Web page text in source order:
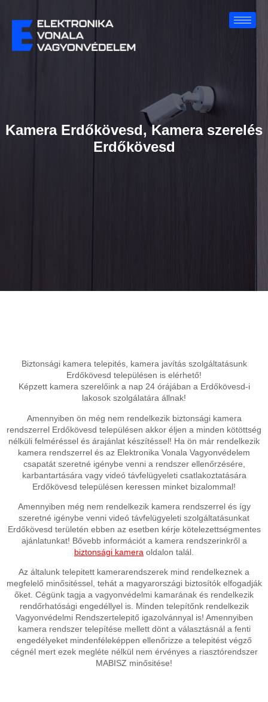
Kamera Erdőkövesd, Kamera szerelés
Erdőkövesd
Biztonsági kamera telepités, kamera javítás szolgáltatásunk
Erdőkövesd településen is elérhető!
Képzett kamera szerelőink a nap 24 órájában a Erdőkövesd-i
lakosok szolgálatára állnak!
Amennyiben ön még nem rendelkezik biztonsági kamera
rendszerrel Erdőkövesd településen akkor éljen a minden kötöttség
nélküli felméréssel és árajánlat készítéssel! Ha ön már rendelkezik
kamera rendszerrel és az Elektronika Vonala Vagyonvédelem
csapatát szeretné igénybe venni a rendszer ellenőrzésére,
karbantartására vagy videó távfelügyeleti csatlakoztatására
Erdőkövesd településen keressen minket bizalommal!
Amennyiben még nem rendelkezik kamera rendszerrel és így
szeretné igénybe venni videó távfelügyeleti szolgáltatásunkat
Erdőkövesd területén ebben az esetben kérje kötelezettségmentes
ajánlatunkat! Bővebb információt a kamera rendszerinkről a
biztonsági kamera oldalon talál.
Az általunk telepitett kamerarendszerek mind rendelkeznek a
megfelelő minősitéssel, tehát a magyarországi biztosítók elfogadják
őket. Cégünk tagja a vagyonvédelmi kamarának és rendelkezik
rendőrhatósági engedéllyel is. Minden telepítőnk rendelkezik
Vagyonvédelmi Rendszertelepitő igazolvánnyal is! Amennyiben
kamera rendszer telepítése mellett dönt a választásnál a fenti
engedélyeket mindenféleképpen ellenőrizze a telepitést végző
cégnél mert ezek megléte nélkül nem érvényes a riasztórendszer
MABISZ minősitése!